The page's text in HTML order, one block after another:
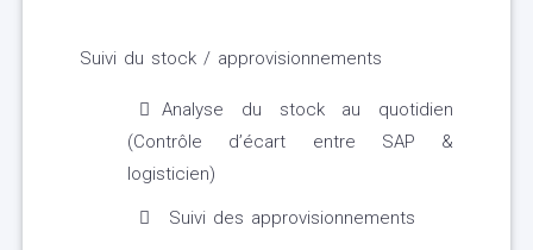
Suivi du stock / approvisionnements
Analyse du stock au quotidien
(Contrôle d’écart entre SAP &
logisticien)
Suivi des approvisionnements